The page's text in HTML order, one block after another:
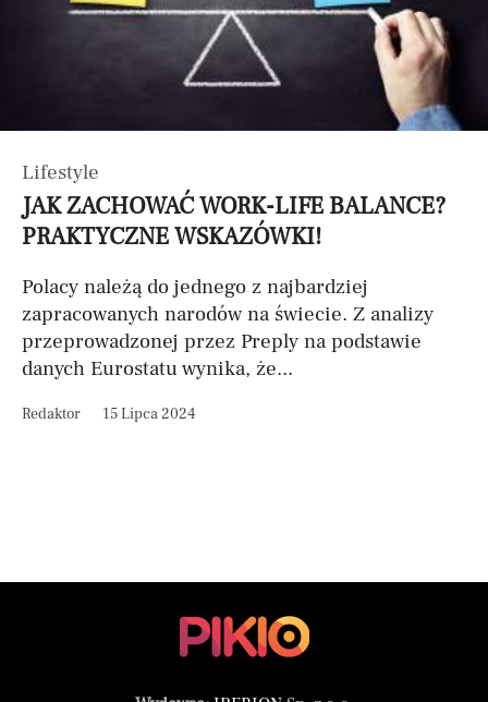
Lifestyle
JAK ZACHOWAĆ WORK-LIFE BALANCE?
PRAKTYCZNE WSKAZÓWKI!
Polacy należą do jednego z najbardziej
zapracowanych narodów na świecie. Z analizy
przeprowadzonej przez Preply na podstawie
danych Eurostatu wynika, że...
Redaktor 15 Lipca 2024